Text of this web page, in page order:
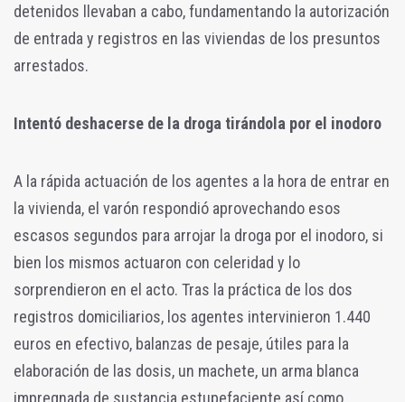
detenidos llevaban a cabo, fundamentando la autorización
de entrada y registros en las viviendas de los presuntos
arrestados.
Intentó deshacerse de la droga tirándola por el inodoro
A la rápida actuación de los agentes a la hora de entrar en
la vivienda, el varón respondió aprovechando esos
escasos segundos para arrojar la droga por el inodoro, si
bien los mismos actuaron con celeridad y lo
sorprendieron en el acto. Tras la práctica de los dos
registros domiciliarios, los agentes intervinieron 1.440
euros en efectivo, balanzas de pesaje, útiles para la
elaboración de las dosis, un machete, un arma blanca
impregnada de sustancia estupefaciente así como